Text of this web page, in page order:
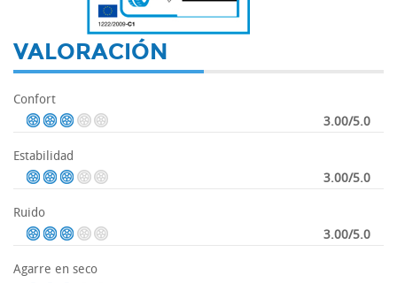
VALORACIÓN
Confort
3.00/5.0
Estabilidad
3.00/5.0
Ruido
3.00/5.0
Agarre en seco